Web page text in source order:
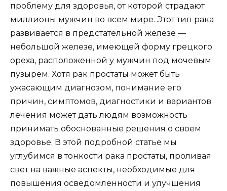
проблему для здоровья, от которой страдают
миллионы мужчин во всем мире. Этот тип рака
развивается в предстательной железе —
небольшой железе, имеющей форму грецкого
ореха, расположенной у мужчин под мочевым
пузырем. Хотя рак простаты может быть
ужасающим диагнозом, понимание его
причин, симптомов, диагностики и вариантов
лечения может дать людям возможность
принимать обоснованные решения о своем
здоровье. В этой подробной статье мы
углубимся в тонкости рака простаты, проливая
свет на важные аспекты, необходимые для
повышения осведомленности и улучшения